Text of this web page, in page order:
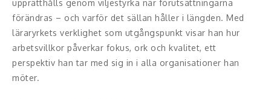
Something a Little Different
Underhållning
Affärsnytta
upprätthålls genom viljestyrka när förutsättningarna
förändras – och varför det sällan håller i längden. Med
läraryrkets verklighet som utgångspunkt visar han hur
arbetsvillkor påverkar fokus, ork och kvalitet, ett
perspektiv han tar med sig in i alla organisationer han
möter.